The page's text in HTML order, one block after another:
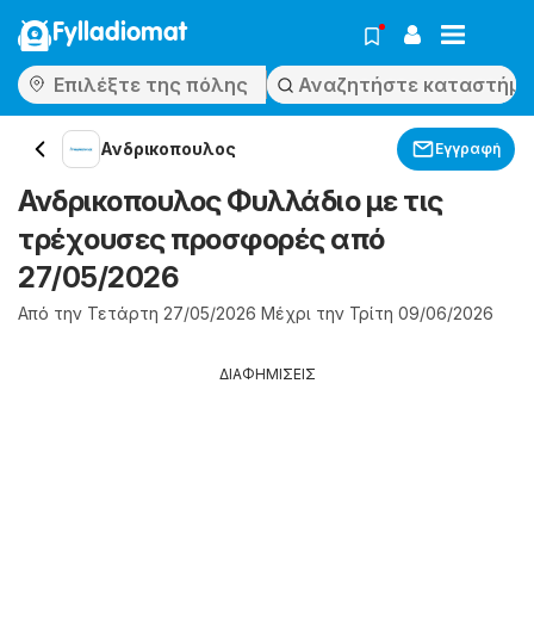
Fylladiomat
Ανδρικοπουλος Εγγραφή
Ανδρικοπουλος Φυλλάδιο με τις
τρέχουσες προσφορές από
27/05/2026
Από την Τετάρτη 27/05/2026 Μέχρι την Τρίτη 09/06/2026
ΔΙΑΦΗΜΙΣΕΙΣ